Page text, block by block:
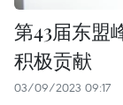
第43届东盟
积极贡献
03/09/2023 09:17